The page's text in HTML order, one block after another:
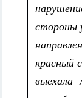
стороны
красный
выехала